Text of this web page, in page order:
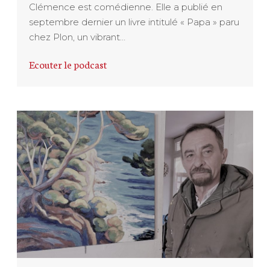
Clémence est comédienne. Elle a publié en
septembre dernier un livre intitulé « Papa » paru
chez Plon, un vibrant…
Ecouter le podcast